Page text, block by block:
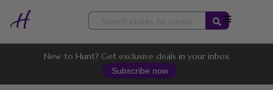
Skip
content
New to Hunt? Get exclusive deals in your inbox
Subscribe now